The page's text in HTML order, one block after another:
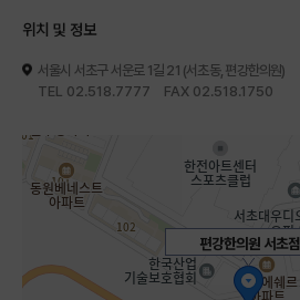
위치 및 정보
서울시 서초구 서운로 1길 21 (서초동, 편강한의원)
TEL 02.518.7777 FAX 02.518.1750
편강한의원 서초점